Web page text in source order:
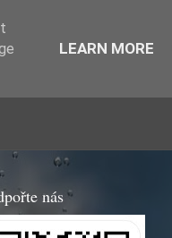
nás
LEARN MORE